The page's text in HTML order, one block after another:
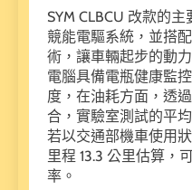
SYM CLBCU 改款的
競能電驅系統，並搭
術，讓車輛起步的動
電腦具備電瓶健康監
度，在油耗方面，透
合，實驗室測試的平
若以交通部機車使用
里程 13.3 公里估算，
率。